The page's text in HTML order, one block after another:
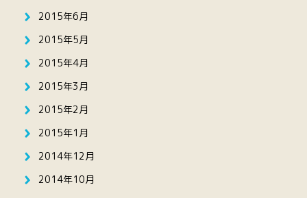
2015年6月
2015年5月
2015年4月
2015年3月
2015年2月
2015年1月
2014年12月
2014年10月